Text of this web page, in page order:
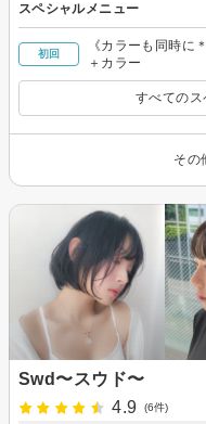
スペシャルメニュー
初回
《カラーも同時に
＋カラー
すべてのス
その
Swd〜スウド〜
4.9
(6件)